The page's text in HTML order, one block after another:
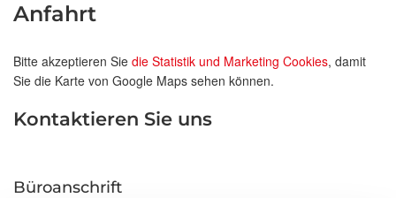
Anfahrt
Bitte akzeptieren Sie die Statistik und Marketing Cookies, damit
Sie die Karte von Google Maps sehen können.
Kontaktieren Sie uns
Büroanschrift